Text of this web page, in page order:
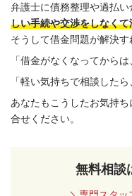
な
ら
ア
デ
ィ
レ
法
弁護士に債務整理や過払い
しい手続や交渉をしなくて
そうして借金問題が解決す
「借金がなくなってから
「軽い気持ちで相談した
あなたもこうしたお気持
合せください。
無料相談